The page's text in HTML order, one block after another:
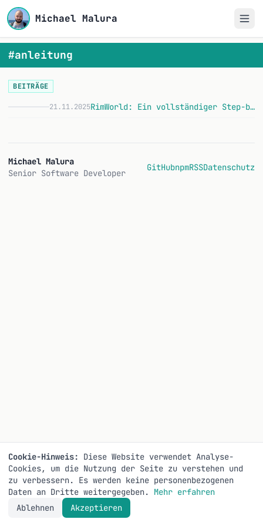
Michael Malura
#anleitung
BEITRÄGE
21.11.2025 RimWorld: Ein vollständiger Step-by-Step Guide zum Durchspielen
Michael Malura
Senior Software Developer
GitHubnpmRSSDatenschutz
Cookie-Hinweis:
Diese Website verwendet Analyse-
Cookies, um die Nutzung der Seite zu verstehen und
zu verbessern. Es werden keine personenbezogenen
Daten an Dritte weitergegeben. Mehr erfahren
Ablehnen
Akzeptieren